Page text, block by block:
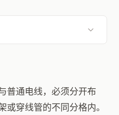
普通电线，必须分开布
或穿线管的不同分格内。